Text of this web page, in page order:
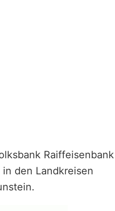
Raiffeisenbank
den Landkreisen